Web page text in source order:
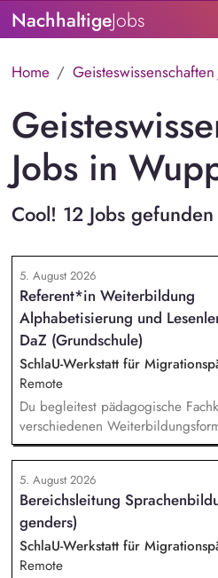
NachhaltigeJobs
Home Geisteswissenschaften
Jobs in
Cool! 12 Jobs gefunden
5. August 2026
Referent*in Weiterbildung
Alphabetisierung und
DaZ (Grundschule)
SchlaU-Werkstatt für
Remote
Du begleitest pädagogische
verschiedenen
Online-Workshops bis hin zu
Online-Selbstlernkurse für unsere
Die inhaltlichen Schwerpunkte
Bereichen Lesen lernen,
Alphabetisierung in der
5. August 2026
Bereichsleitung
genders)
SchlaU-Werkstatt für
Remote